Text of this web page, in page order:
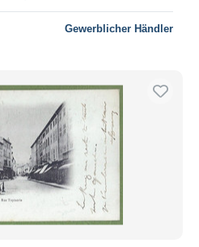
Gewerblicher Händler